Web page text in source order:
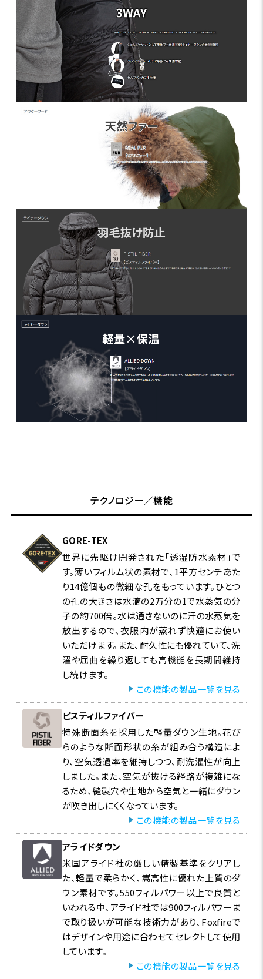
テクノロジー／機能
GORE-TEX
世界に先駆け開発された「透湿防水素材」で
す。薄いフィルム状の素材で、1平方センチあた
り14億個もの微細な孔をもっています。ひとつ
の孔の大きさは水滴の2万分の1で水蒸気の分
子の約700倍。水は通さないのに汗の水蒸気を
放出するので、衣服内が蒸れず快適にお使い
いただけます。また、耐久性にも優れていて、洗
濯や屈曲を繰り返しても高機能を長期間維持
し続けます。
この機能の製品一覧を見る
ピスティルファイバー
特殊断面糸を採用した軽量ダウン生地。花び
らのような断面形状の糸が組み合う構造によ
り、空気透過率を維持しつつ、耐洗濯性が向上
しました。また、空気が抜ける経路が複雑にな
るため、縫製穴や生地から空気と一緒にダウン
が吹き出しにくくなっています。
この機能の製品一覧を見る
アライドダウン
米国アライド社の厳しい精製基準をクリアし
た、軽量で柔らかく、嵩高性に優れた上質のダ
ウン素材です。550フィルパワー以上で良質と
いわれる中、アライド社では900フィルパワーま
で取り扱いが可能な技術力があり、Foxfireで
はデザインや用途に合わせてセレクトして使用
しています。
この機能の製品一覧を見る